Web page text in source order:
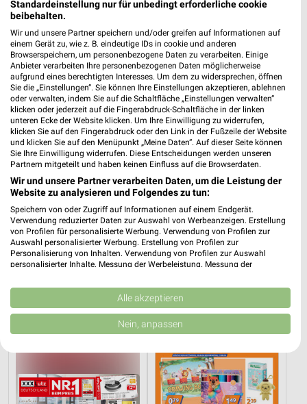
Angebote ab 03.08. Schlafzimmer Spezial
XXXLutz
32,2 km
Noch heute gültig
XXXLutz
32,2 km
Gültig bis Fr. 14.08.
XXXLutz Action
Standardeinstellung nur für unbedingt erforderliche cookie
beibehalten.
Wir und unsere Partner speichern und/oder greifen auf Informationen auf
einem Gerät zu, wie z. B. eindeutige IDs in cookie und anderen
Browserspeichern, um personenbezogene Daten zu verarbeiten. Einige
Anbieter verarbeiten Ihre personenbezogenen Daten möglicherweise
aufgrund eines berechtigten Interesses. Um dem zu widersprechen, öffnen
Sie die „Einstellungen“. Sie können Ihre Einstellungen akzeptieren, ablehnen
oder verwalten, indem Sie auf die Schaltfläche „Einstellungen verwalten“
klicken oder jederzeit auf die Fingerabdruck-Schaltfläche in der linken
unteren Ecke der Website klicken. Um Ihre Einwilligung zu widerrufen,
klicken Sie auf den Fingerabdruck oder den Link in der Fußzeile der Website
und klicken Sie auf den Menüpunkt „Meine Daten“. Auf dieser Seite können
Sie Ihre Einwilligung widerrufen. Diese Entscheidungen werden unseren
Partnern mitgeteilt und haben keinen Einfluss auf die Browserdaten.
Wir und unsere Partner verarbeiten Daten, um die Leistung der
Website zu analysieren und Folgendes zu tun:
Speichern von oder Zugriff auf Informationen auf einem Endgerät.
Verwendung reduzierter Daten zur Auswahl von Werbeanzeigen. Erstellung
von Profilen für personalisierte Werbung. Verwendung von Profilen zur
Auswahl personalisierter Werbung. Erstellung von Profilen zur
Personalisierung von Inhalten. Verwendung von Profilen zur Auswahl
personalisierter Inhalte. Messung der Werbeleistung. Messung der
Kombinationen von Daten aus verschiedenen Quellen. Entwicklung und
Verbesserung der Angebote. Verwendung reduzierter Daten zur Auswahl
von Inhalten.
Daten können außerhalb der Europäischen Union weitergegeben und in die
Website/App.
Partnerliste anzeigen (1 IAB-Anbieter)
Wir nutzen Ihre Daten für folgende Zwecke:
Alle akzeptieren
Nein, anpassen